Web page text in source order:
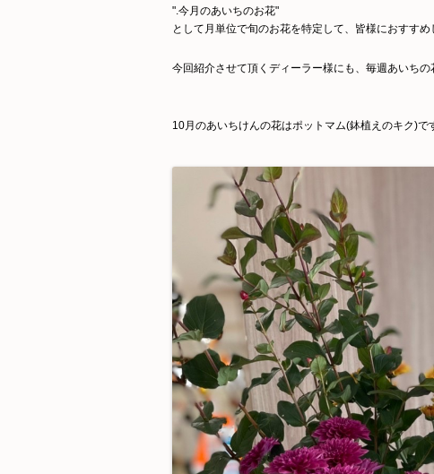
".今月のあいちのお花"
として月単位で旬のお花を特定して、皆様におすすめ
今回紹介させて頂くディーラー様にも、毎週あいちの
10月のあいちけんの花はポットマム(鉢植えのキク)で